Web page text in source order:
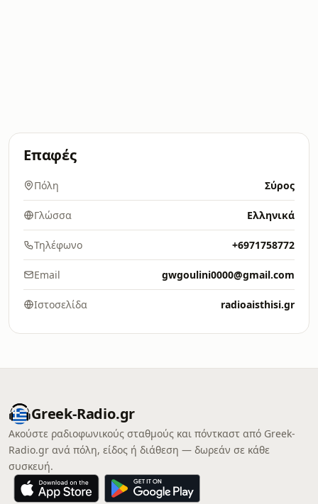
Επαφές
Πόλη Σύρος
Γλώσσα Ελληνικά
Τηλέφωνο +6971758772
Email gwgoulini0000@gmail.com
Ιστοσελίδα radioaisthisi.gr
Greek-Radio.gr
Ακούστε ραδιοφωνικούς σταθμούς και πόντκαστ από Greek-
Radio.gr ανά πόλη, είδος ή διάθεση — δωρεάν σε κάθε
συσκευή.